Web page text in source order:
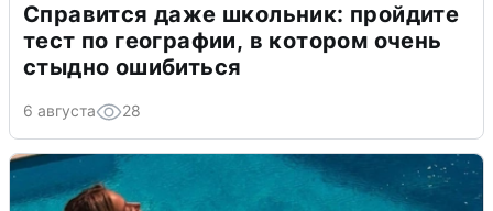
Справится даже школьник: пройдите
тест по географии, в котором очень
стыдно ошибиться
6 августа 28